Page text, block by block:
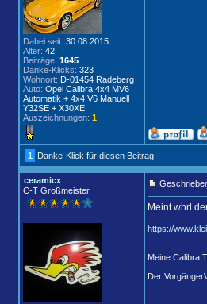
Dabei seit: 30.08.2015
Alter: 42
Beiträge: 1645
Danke-Klicks: 323
Wohnort: D-01454 Radeberg
Auto: Opel Calibra 4x4 MV6
Automatik + 4x4 V6 Manuell
Y32SE + X30XE
Auszeichnungen: 1
1 Danke-Klick für diesen Beitrag
ceramicx
C-T Großmeister
Meint whrl
https://
Meine Calibra
Der